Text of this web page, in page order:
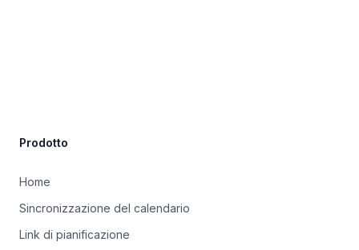
Prodotto
Home
Sincronizzazione del calendario
Link di pianificazione